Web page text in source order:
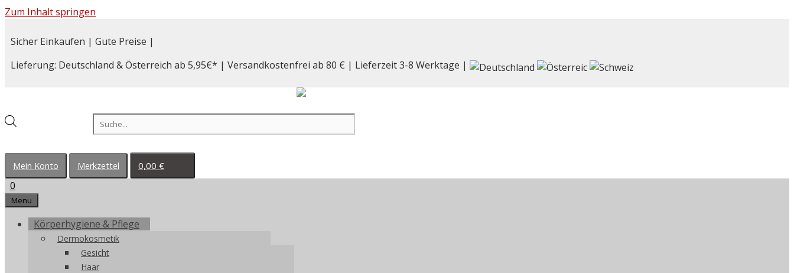
Zum Inhalt springen
Sicher Einkaufen | Gute Preise |
Lieferung: Deutschland & Österreich ab 5,95€* | Versandkostenfrei ab 80 € | Lieferzeit 3-8 Werktage |
Mein Konto Merkzettel 0,00 €
0
Menu
Körperhygiene & Pflege
Dermokosmetik
Gesicht
Haar